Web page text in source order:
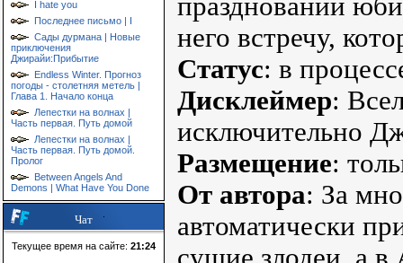
I hate you
Последнее письмо | I
Сады дурмана | Новые
приключения
Джирайи:Прибытие
Endless Winter. Прогноз
погоды - столетняя метель |
Глава 1. Начало конца
Лепестки на волнах |
Часть первая. Путь домой
Лепестки на волнах |
Часть первая. Путь домой.
Пролог
Between Angels And
Demons | What Have You Done
Чат
Текущее время на сайте: 21:24
праздновании
него встречу,
Статус: в
Дисклеймер:
исключительно
Размещение:
От автора: За
автоматически